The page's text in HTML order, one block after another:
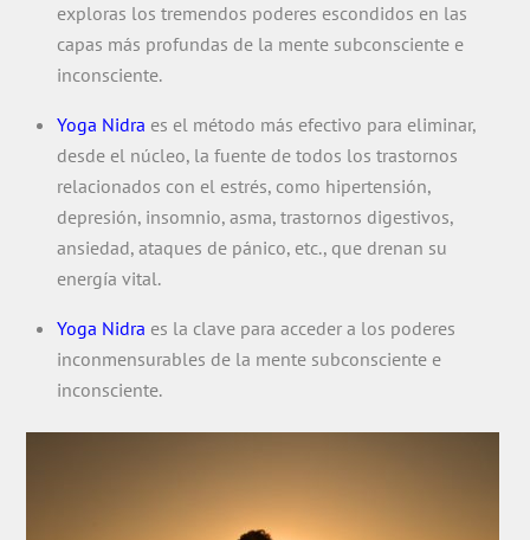
exploras los tremendos poderes escondidos en las
capas más profundas de la mente subconsciente e
inconsciente.
Yoga Nidra es el método más efectivo para eliminar,
desde el núcleo, la fuente de todos los trastornos
relacionados con el estrés, como hipertensión,
depresión, insomnio, asma, trastornos digestivos,
ansiedad, ataques de pánico, etc., que drenan su
energía vital.
Yoga Nidra es la clave para acceder a los poderes
inconmensurables de la mente subconsciente e
inconsciente.